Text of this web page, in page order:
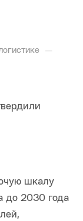
—
шкалу
до 2030 года